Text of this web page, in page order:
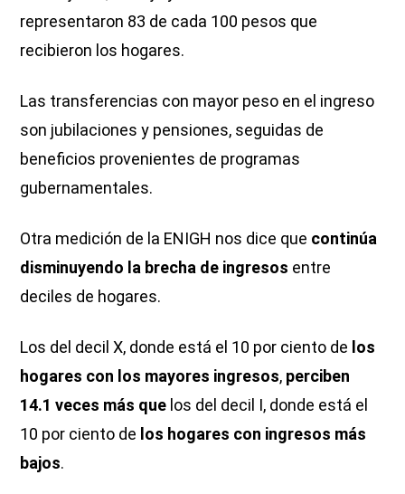
representaron 83 de cada 100 pesos que
recibieron los hogares.
Las transferencias con mayor peso en el ingreso
son jubilaciones y pensiones, seguidas de
beneficios provenientes de programas
gubernamentales.
Otra medición de la ENIGH nos dice que continúa
disminuyendo la brecha de ingresos entre
deciles de hogares.
Los del decil X, donde está el 10 por ciento de los
hogares con los mayores ingresos, perciben
14.1 veces más que los del decil I, donde está el
10 por ciento de los hogares con ingresos más
bajos.